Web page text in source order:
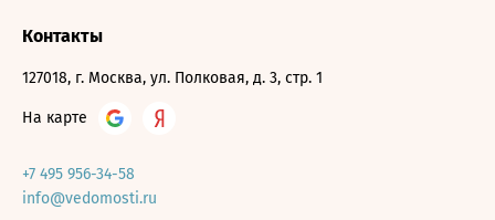
Контакты
127018, г. Москва, ул. Полковая, д. 3, стр. 1
На карте
+7 495 956-34-58
info@vedomosti.ru